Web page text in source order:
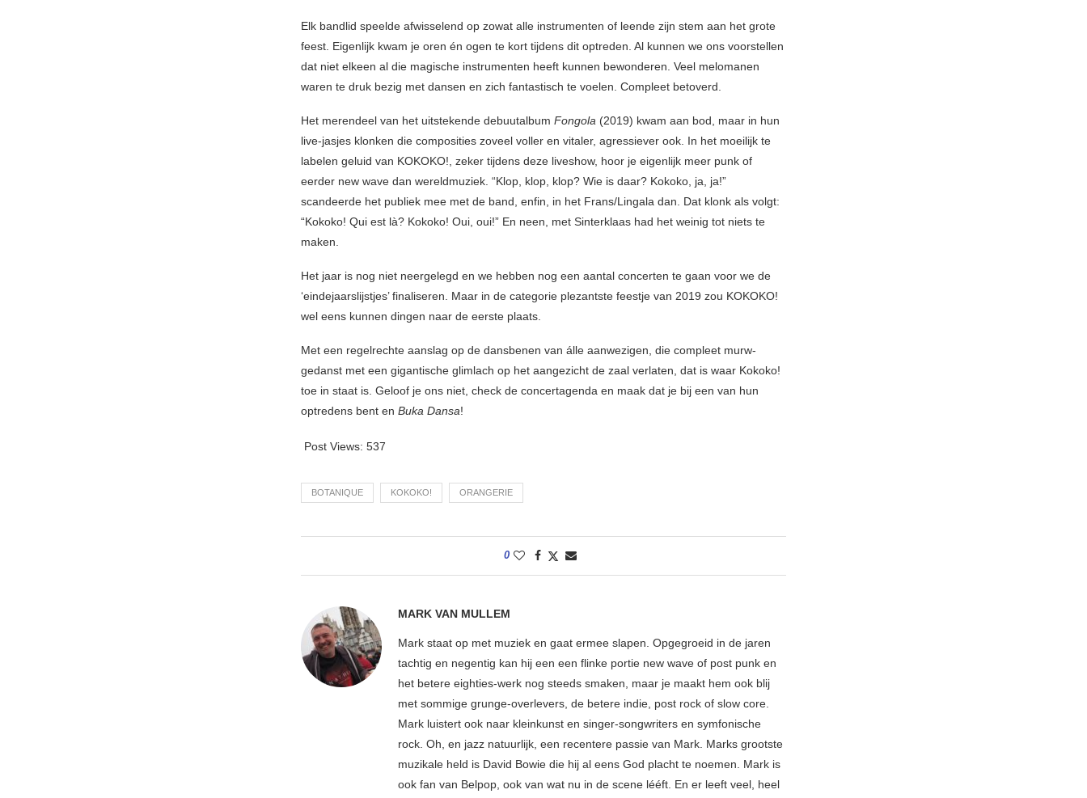
Elk bandlid speelde afwisselend op zowat alle instrumenten of leende zijn stem aan het grote
feest. Eigenlijk kwam je oren én ogen te kort tijdens dit optreden. Al kunnen we ons voorstellen
dat niet elkeen al die magische instrumenten heeft kunnen bewonderen. Veel melomanen
waren te druk bezig met dansen en zich fantastisch te voelen. Compleet betoverd.
Het merendeel van het uitstekende debuutalbum Fongola (2019) kwam aan bod, maar in hun
live-jasjes klonken die composities zoveel voller en vitaler, agressiever ook. In het moeilijk te
labelen geluid van KOKOKO!, zeker tijdens deze liveshow, hoor je eigenlijk meer punk of
eerder new wave dan wereldmuziek. “Klop, klop, klop? Wie is daar? Kokoko, ja, ja!”
scandeerde het publiek mee met de band, enfin, in het Frans/Lingala dan. Dat klonk als volgt:
“Kokoko! Qui est là? Kokoko! Oui, oui!” En neen, met Sinterklaas had het weinig tot niets te
maken.
Het jaar is nog niet neergelegd en we hebben nog een aantal concerten te gaan voor we de
‘eindejaarslijstjes’ finaliseren. Maar in de categorie plezantste feestje van 2019 zou KOKOKO!
wel eens kunnen dingen naar de eerste plaats.
Met een regelrechte aanslag op de dansbenen van álle aanwezigen, die compleet murw-
gedanst met een gigantische glimlach op het aangezicht de zaal verlaten, dat is waar Kokoko!
toe in staat is. Geloof je ons niet, check de concertagenda en maak dat je bij een van hun
optredens bent en Buka Dansa!
Post Views: 537
BOTANIQUE KOKOKO! ORANGERIE
0
MARK VAN MULLEM
Mark staat op met muziek en gaat ermee slapen. Opgegroeid in de jaren
tachtig en negentig kan hij een een flinke portie new wave of post punk en
het betere eighties-werk nog steeds smaken, maar je maakt hem ook blij
met sommige grunge-overlevers, de betere indie, post rock of slow core.
Mark luistert ook naar kleinkunst en singer-songwriters en symfonische
rock. Oh, en jazz natuurlijk, een recentere passie van Mark. Marks grootste
muzikale held is David Bowie die hij al eens God placht te noemen. Mark is
ook fan van Belpop, ook van wat nu in de scene lééft. En er leeft veel, heel